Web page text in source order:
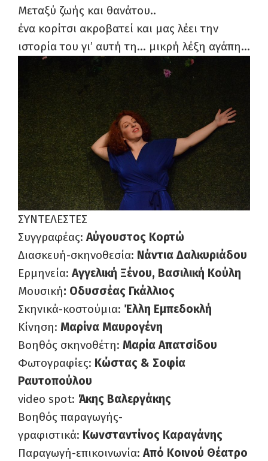
Μεταξύ ζωής και θανάτου..
ένα κορίτσι ακροβατεί και μας λέει την
ιστορία του γι’ αυτή τη… μικρή λέξη αγάπη…
ΣΥΝΤΕΛΕΣΤΕΣ
Συγγραφέας: Αύγουστος Κορτώ
Διασκευή-σκηνοθεσία: Νάντια Δαλκυριάδου
Ερμηνεία: Αγγελική Ξένου, Βασιλική Κούλη
Μουσική: Οδυσσέας Γκάλλιος
Σκηνικά-κοστούμια: Έλλη Εμπεδοκλή
Κίνηση: Μαρίνα Μαυρογένη
Βοηθός σκηνοθέτη: Μαρία Απατσίδου
Φωτογραφίες: Κώστας & Σοφία
Ραυτοπούλου
video spot: Άκης Βαλεργάκης
Βοηθός παραγωγής-
γραφιστικά: Κωνσταντίνος Καραγάνης
Παραγωγή-επικοινωνία: Από Κοινού Θέατρο